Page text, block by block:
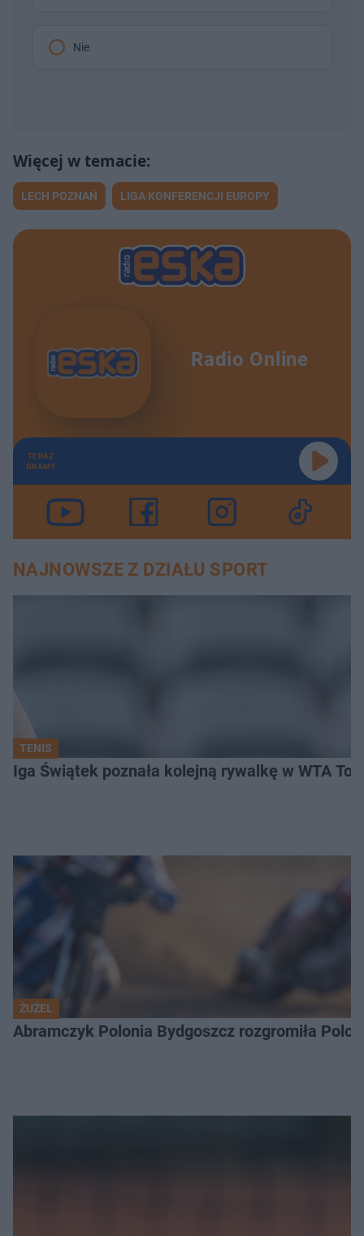
Nie
LECH POZNAŃ LIGA KONFERENCJI EUROPY
Radio Online
TERAZ
GRAMY
NAJNOWSZE Z DZIAŁU SPORT
TENIS
Iga Świątek poznała kolejną rywalkę w WTA
ŻUŻEL
Abramczyk Polonia Bydgoszcz rozgromiła